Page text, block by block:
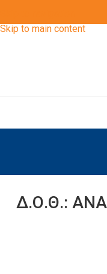
Skip to main content
Δ.Ο.Θ.: